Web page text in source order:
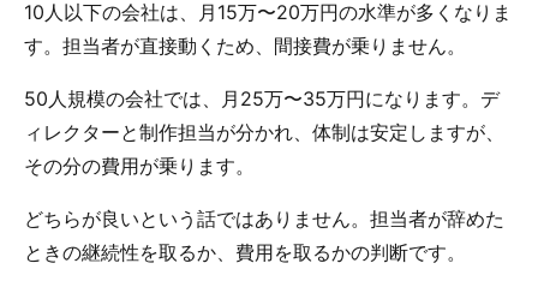
10人以下の会社は、月15万〜20万円の水準が多くなりま
す。担当者が直接動くため、間接費が乗りません。
50人規模の会社では、月25万〜35万円になります。デ
ィレクターと制作担当が分かれ、体制は安定しますが、
その分の費用が乗ります。
どちらが良いという話ではありません。担当者が辞めた
ときの継続性を取るか、費用を取るかの判断です。